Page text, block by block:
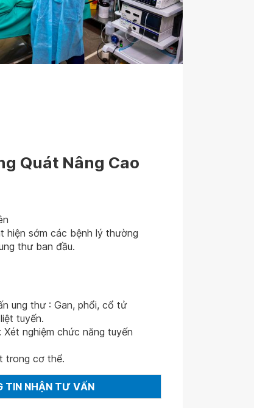
Quát Nâng Cao
hiện sớm các bệnh lý thường
thư ban đầu.
ung thư : Gan, phổi, cổ tử
tuyến.
Xét nghiệm chức năng tuyến
trong cơ thể.
TIN NHẬN TƯ VẤN